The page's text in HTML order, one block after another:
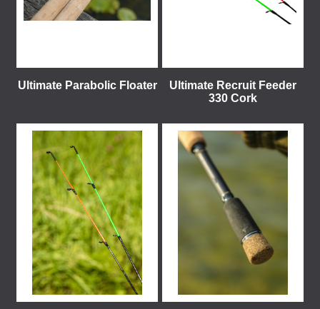
Ultimate Parabolic Floater
Ultimate Recruit Feeder
330 Cork